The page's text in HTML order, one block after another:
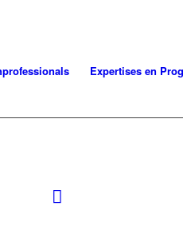
Expertises en